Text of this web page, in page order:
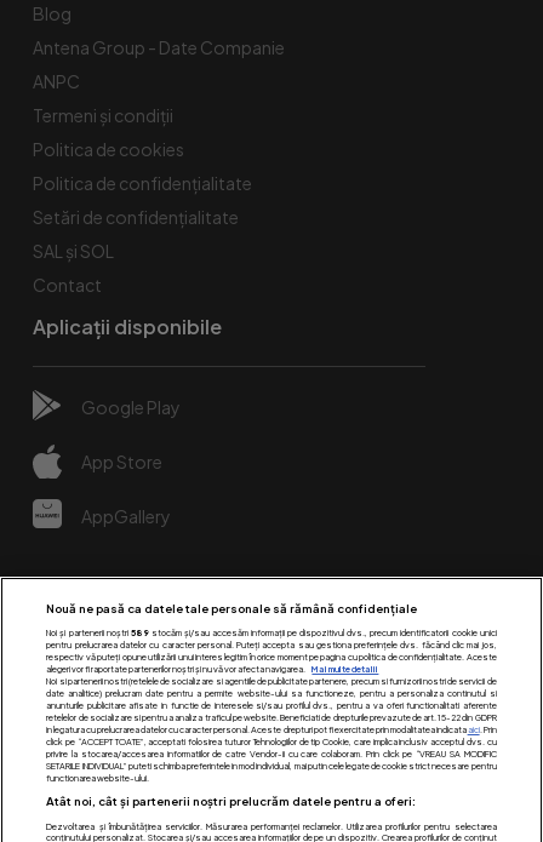
Blog
Antena Group - Date Companie
ANPC
Termeni și condiții
Politica de cookies
Politica de confidențialitate
Setări de confidențialitate
SAL și SOL
Contact
Aplicații disponibile
Google Play
App Store
AppGallery
Urmărește-ne pe:
Nouă ne pasă ca datele tale personale să rămână confidențiale
Noi și partenerii noștri 589stocăm și/sau accesăm informații pe dispozitivul dvs., precum identificatorii cookie unici
pentru prelucrarea datelor cu caracter personal. Puteți accepta sau gestiona preferințele dvs. făcând clic mai jos,
respectiv vă puteți opune utilizării unui interes legitim în orice moment pe pagina cu politica de confidențialitate. Aceste
alegeri vor fi raportate partenerilor noștri și nu vă vor afecta navigarea.
Mai multe detalii
Noi si partenerii nostri (retelele de socializare si agentiile de publicitate partenere, precum si furnizorii nostri de servicii de
date analitice) prelucram date pentru a permite website-ului sa functioneze, pentru a personaliza continutul si
anunturile publicitare afisate in functie de interesele si/sau profilul dvs., pentru a va oferi functionalitati aferente
retelelor de socializare si pentru a analiza traficul pe website. Beneficiati de drepturile prevazute de art. 15-22 din GDPR
in legatura cu prelucrarea datelor cu caracter personal. Aceste drepturi pot fi exercitate prin modalitatea indicataaici. Prin
click pe “ACCEPT TOATE”, acceptati folosirea tuturor Tehnologiilor de tip Cookie, care implica inclusiv acceptul dvs. cu
privire la stocarea/accesarea informatiilor de catre Vendor-ii cu care colaboram. Prin click pe “VREAU SA MODIFIC
SETARILE INDIVIDUAL” puteti schimba preferintele in mod individual, mai putin cele legate de cookie strict necesare pentru
functionarea website-ului.
Atât noi, cât și partenerii noștri prelucrăm datele pentru a oferi:
Dezvoltarea și îmbunătățirea serviciilor. Măsurarea performanței reclamelor. Utilizarea profilurilor pentru selectarea
conținutului personalizat. Stocarea și/sau accesarea informațiilor de pe un dispozitiv. Crearea profilurilor de conținut